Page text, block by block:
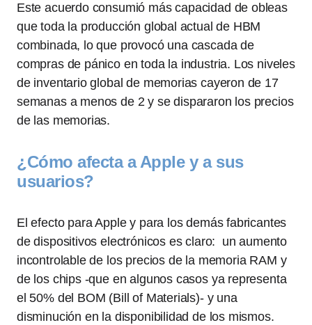
Este acuerdo consumió más capacidad de obleas
que toda la producción global actual de HBM
combinada, lo que provocó una cascada de
compras de pánico en toda la industria. Los niveles
de inventario global de memorias cayeron de 17
semanas a menos de 2 y se dispararon los precios
de las memorias.
¿Cómo afecta a Apple y a sus
usuarios?
El efecto para Apple y para los demás fabricantes
de dispositivos electrónicos es claro: un aumento
incontrolable de los precios de la memoria RAM y
de los chips -que en algunos casos ya representa
el 50% del BOM (Bill of Materials)- y una
disminución en la disponibilidad de los mismos.